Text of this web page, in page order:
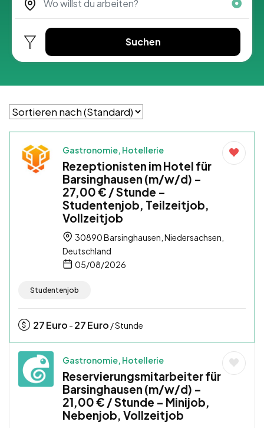
Suchen
Gastronomie, Hotellerie
Rezeptionisten im Hotel für
Barsinghausen (m/w/d) –
27,00 € / Stunde –
Studentenjob, Teilzeitjob,
Vollzeitjob
30890 Barsinghausen, Niedersachsen,
Deutschland
05/08/2026
Studentenjob
27Euro - 27Euro / Stunde
Gastronomie, Hotellerie
Reservierungsmitarbeiter für
Barsinghausen (m/w/d) –
21,00 € / Stunde – Minijob,
Nebenjob, Vollzeitjob